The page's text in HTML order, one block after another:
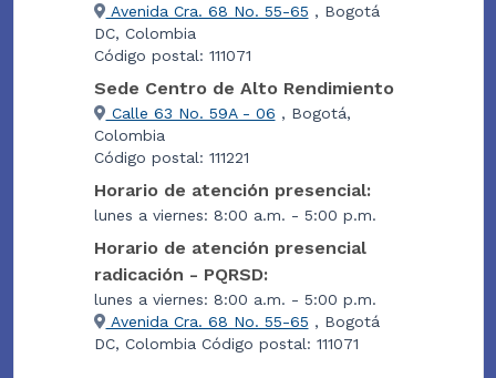
Avenida Cra. 68 No. 55-65 , Bogotá
DC, Colombia
Código postal: 111071
Sede Centro de Alto Rendimiento
Calle 63 No. 59A - 06 , Bogotá,
Colombia
Código postal: 111221
Horario de atención presencial:
lunes a viernes: 8:00 a.m. - 5:00 p.m.
Horario de atención presencial
radicación - PQRSD:
lunes a viernes: 8:00 a.m. - 5:00 p.m.
Avenida Cra. 68 No. 55-65 , Bogotá
DC, Colombia Código postal: 111071